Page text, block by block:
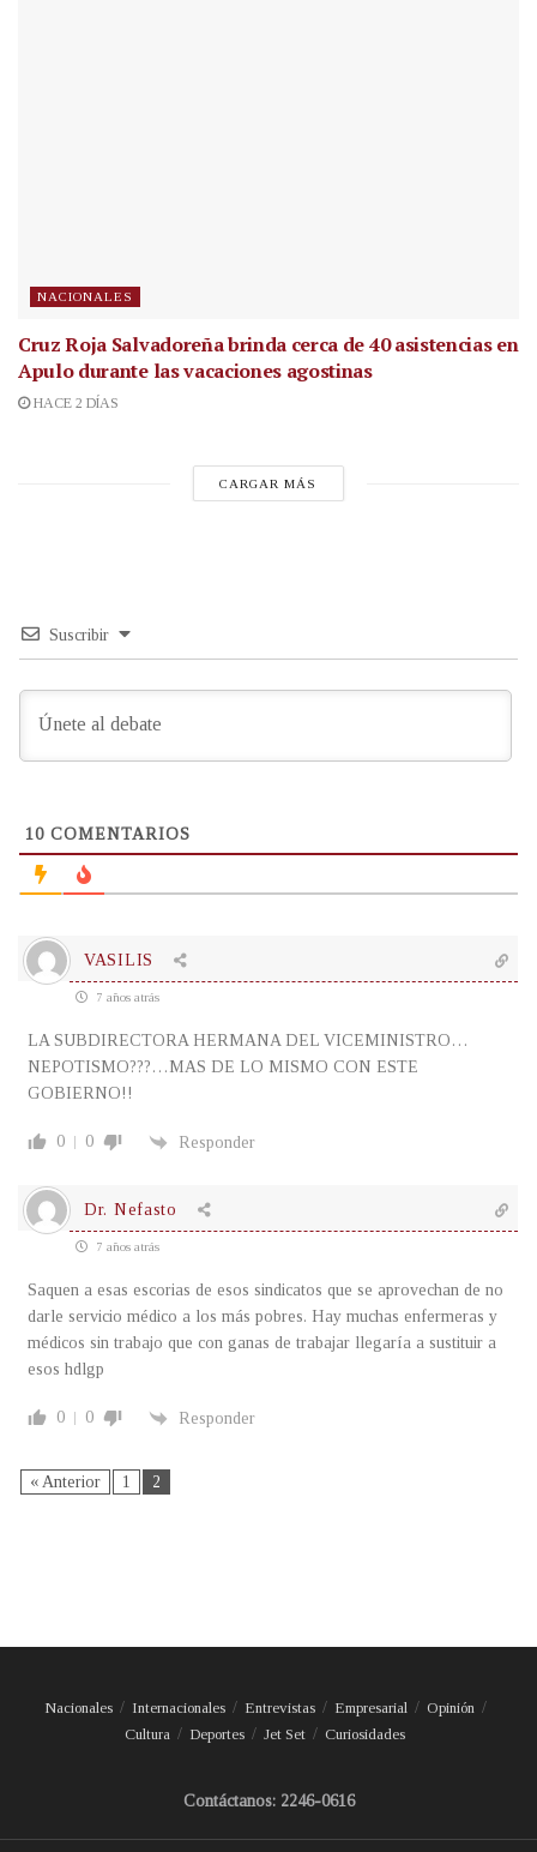
NACIONALES
Cruz Roja Salvadoreña brinda cerca de 40 asistencias en
Apulo durante las vacaciones agostinas
HACE 2 DÍAS
CARGAR MÁS
Suscribir
10 COMENTARIOS
VASILIS
7 años atrás
LA SUBDIRECTORA HERMANA DEL VICEMINISTRO…
NEPOTISMO???…MAS DE LO MISMO CON ESTE
GOBIERNO!!
0 0 Responder
Dr. Nefasto
7 años atrás
Saquen a esas escorias de esos sindicatos que se aprovechan de no
darle servicio médico a los más pobres. Hay muchas enfermeras y
médicos sin trabajo que con ganas de trabajar llegaría a sustituir a
esos hdlgp
0 0 Responder
« Anterior 1 2
Nacionales Internacionales Entrevistas Empresarial
Opinión
Cultura
Deportes Jet Set Curiosidades
Contáctanos: 2246-0616